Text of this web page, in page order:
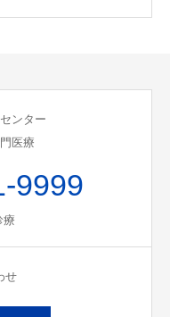
ンター
医療
9999
療
せ